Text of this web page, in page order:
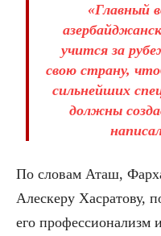
«Главный
учится за
свою страну,
сильнейших
должны
По словам Аташ,
Алескеру Хасратову,
его профессионализм